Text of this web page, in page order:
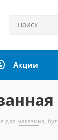
Акции
для магазина,